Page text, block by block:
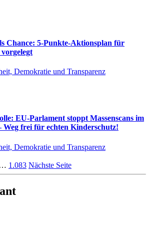
Chance: 5-Punkte-Aktionsplan für
Demokratie und Transparenz
EU-Parlament stoppt Massenscans im
frei für echten Kinderschutz!
Demokratie und Transparenz
1.083 Nächste Seite